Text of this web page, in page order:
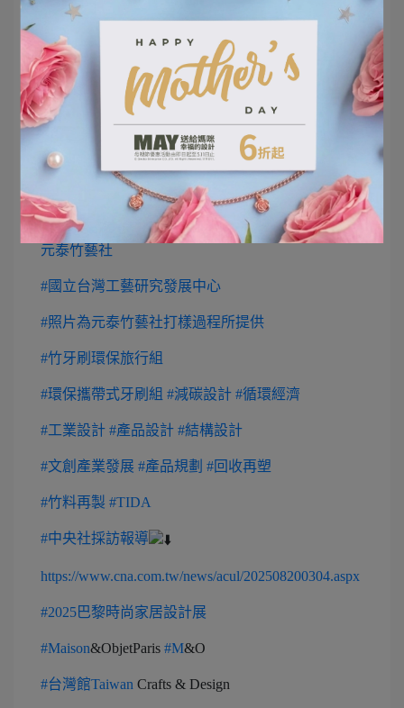
GeckoDesign 守宮設計
元泰竹藝社
#國立台灣工藝研究發展中心
#照片為元泰竹藝社打樣過程所提供
#竹牙刷環保旅行組
#環保攜帶式牙刷組 #減碳設計 #循環經濟
#工業設計 #產品設計 #結構設計
#文創產業發展 #產品規劃 #回收再塑
#竹料再製 #TIDA
#中央社採訪報導
https://www.cna.com.tw/news/acul/202508200304.aspx
#2025巴黎時尚家居設計展
#Maison&ObjetParis #M&O
#台灣館Taiwan Crafts & Design